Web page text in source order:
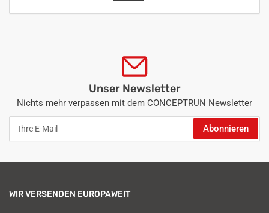
Unser Newsletter
Nichts mehr verpassen mit dem CONCEPTRUN Newsletter
Mail
Abonnieren
WIR VERSENDEN EUROPAWEIT